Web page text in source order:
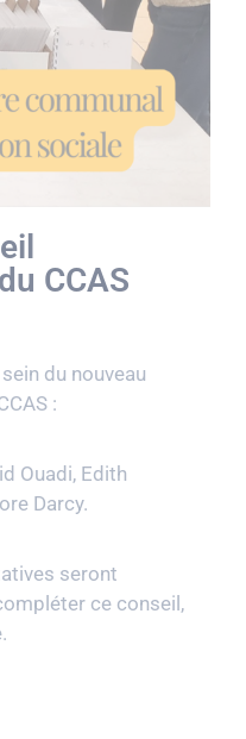
CCAS
du nouveau
:
Ouadi, Edith
Darcy.
seront
ce conseil,